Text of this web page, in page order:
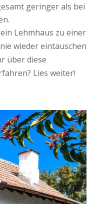
geringer als bei
Lehmhaus zu einer
wieder eintauschen
über diese
Lies weiter!